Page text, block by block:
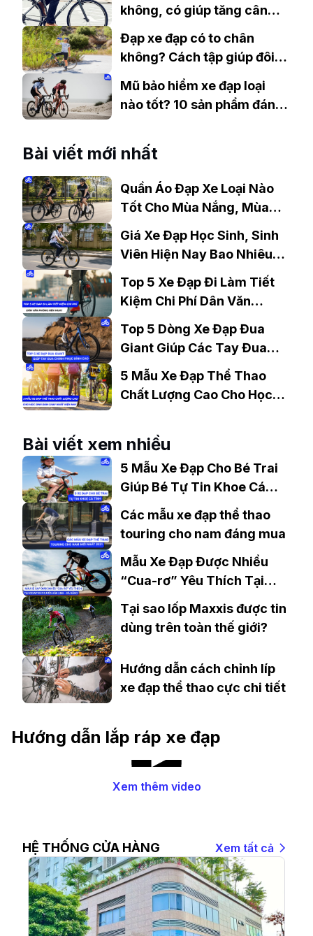
không, có giúp tăng cân
không?
Đạp xe đạp có to chân
không? Cách tập giúp đôi
chân thon gọn
Mũ bảo hiểm xe đạp loại
nào tốt? 10 sản phẩm đáng
Bài viết mới nhất
Quần Áo Đạp Xe Loại Nào
Tốt Cho Mùa Nắng, Mùa
Mưa?
Giá Xe Đạp Học Sinh, Sinh
Viên Hiện Nay Bao Nhiêu?
Gợi Ý Mẫu Đáng Mua
Top 5 Xe Đạp Đi Làm Tiết
Kiệm Chi Phí Dân Văn
Phòng Nên Mua?
Top 5 Dòng Xe Đạp Đua
Giant Giúp Các Tay Đua
Chinh Phục Đỉnh Cao
5 Mẫu Xe Đạp Thể Thao
Chất Lượng Cao Cho Học
Bài viết xem nhiều
5 Mẫu Xe Đạp Cho Bé Trai
Giúp Bé Tự Tin Khoe Cá
Các mẫu xe đạp thể thao
touring cho nam đáng mua
Mẫu Xe Đạp Được Nhiều
“Cua-rơ” Yêu Thích Tại
Xedap.vn Nguyễn Văn Linh
– Đà Nẵng
Tại sao lốp Maxxis được tin
dùng trên toàn thế giới?
Hướng dẫn cách chỉnh líp
xe đạp thể thao cực chi tiết
Hướng dẫn lắp ráp xe đạp
Xem thêm video
HỆ THỐNG CỬA HÀNG Xem tất cả